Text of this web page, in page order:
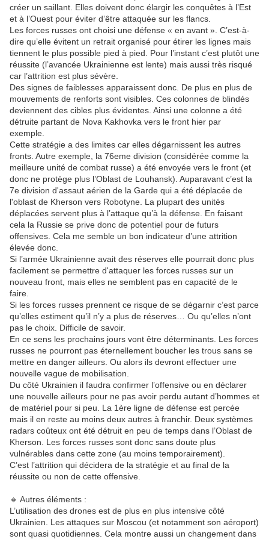
créer un saillant. Elles doivent donc élargir les conquêtes à l’Est
et à l’Ouest pour éviter d’être attaquée sur les flancs.
Les forces russes ont choisi une défense « en avant ». C’est-à-
dire qu’elle évitent un retrait organisé pour étirer les lignes mais
tiennent le plus possible pied à pied. Pour l’instant c’est plutôt une
réussite (l’avancée Ukrainienne est lente) mais aussi très risqué
car l’attrition est plus sévère.
Des signes de faiblesses apparaissent donc. De plus en plus de
mouvements de renforts sont visibles. Ces colonnes de blindés
deviennent des cibles plus évidentes. Ainsi une colonne a été
détruite partant de Nova Kakhovka vers le front hier par
exemple.
Cette stratégie a des limites car elles dégarnissent les autres
fronts. Autre exemple, la 76eme division (considérée comme la
meilleure unité de combat russe) a été envoyée vers le front (et
donc ne protège plus l’Oblast de Louhansk). Auparavant c’est la
7e division d'assaut aérien de la Garde qui a été déplacée de
l'oblast de Kherson vers Robotyne. La plupart des unités
déplacées servent plus à l’attaque qu’à la défense. En faisant
cela la Russie se prive donc de potentiel pour de futurs
offensives. Cela me semble un bon indicateur d’une attrition
élevée donc.
Si l’armée Ukrainienne avait des réserves elle pourrait donc plus
facilement se permettre d'attaquer les forces russes sur un
nouveau front, mais elles ne semblent pas en capacité de le
faire.
Si les forces russes prennent ce risque de se dégarnir c’est parce
qu’elles estiment qu’il n’y a plus de réserves… Ou qu’elles n’ont
pas le choix. Difficile de savoir.
En ce sens les prochains jours vont être déterminants. Les forces
russes ne pourront pas éternellement boucher les trous sans se
mettre en danger ailleurs. Ou alors ils devront effectuer une
nouvelle vague de mobilisation.
Du côté Ukrainien il faudra confirmer l’offensive ou en déclarer
une nouvelle ailleurs pour ne pas avoir perdu autant d’hommes et
de matériel pour si peu. La 1ère ligne de défense est percée
mais il en reste au moins deux autres à franchir. Deux systèmes
radars coûteux ont été détruit en peu de temps dans l’Oblast de
Kherson. Les forces russes sont donc sans doute plus
vulnérables dans cette zone (au moins temporairement).
C’est l’attrition qui décidera de la stratégie et au final de la
réussite ou non de cette offensive.
🔸 Autres éléments :
L’utilisation des drones est de plus en plus intensive côté
Ukrainien. Les attaques sur Moscou (et notamment son aéroport)
sont quasi quotidiennes. Cela montre aussi un changement dans